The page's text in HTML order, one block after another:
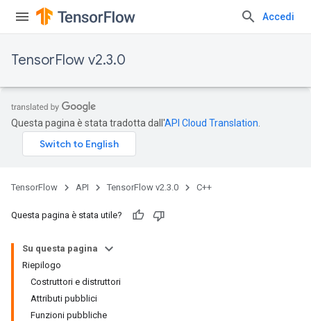
Accedi
TensorFlow v2.3.0
Questa pagina è stata tradotta dall'API Cloud Translation
TensorFlow API TensorFlow v2.3.0 C++
Questa pagina è stata utile?
Su questa pagina
Riepilogo
Costruttori e distruttori
Attributi pubblici
Funzioni pubbliche